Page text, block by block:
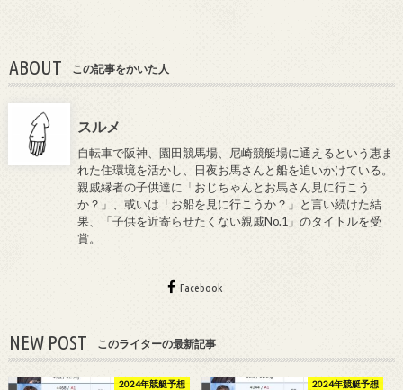
ABOUT この記事をかいた人
スルメ
自転車で阪神、園田競馬場、尼崎競艇場に通えるという恵ま
れた住環境を活かし、日夜お馬さんと船を追いかけている。
親戚縁者の子供達に「おじちゃんとお馬さん見に行こう
か？」、或いは「お船を見に行こうか？」と言い続けた結
果、「子供を近寄らせたくない親戚No.1」のタイトルを受
賞。
Facebook
NEW POST このライターの最新記事
2024年競艇予想 2024年競艇予想